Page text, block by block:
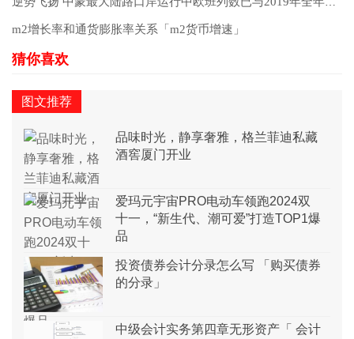
m2增长率和通货膨胀率关系「m2货币增速」
图文推荐
品味时光，静享奢雅，格兰菲迪私藏
酒窖厦门开业
爱玛元宇宙PRO电动车领跑2024双
十一，“新生代、潮可爱”打造TOP1爆
品
投资债券会计分录怎么写 「购买债券
的分录」
中级会计实务第四章无形资产「 会计